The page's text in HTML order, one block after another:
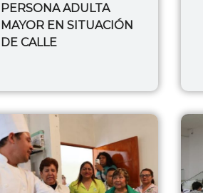
PERSONA ADULTA
MAYOR EN SITUACIÓN
DE CALLE